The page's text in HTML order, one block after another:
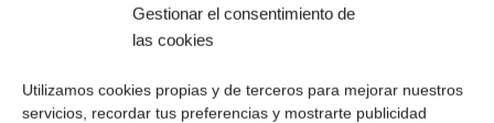
Gestionar el consentimiento de
las cookies
Utilizamos cookies propias y de terceros para mejorar nuestros
servicios, recordar tus preferencias y mostrarte publicidad
reembolso.